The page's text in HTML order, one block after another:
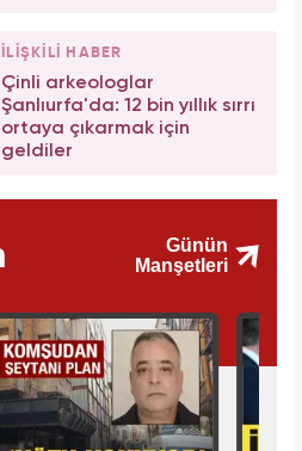
İLİŞKİLİ HABER
Çinli arkeologlar
Şanlıurfa'da: 12 bin yıllık sırrı
ortaya çıkarmak için
geldiler